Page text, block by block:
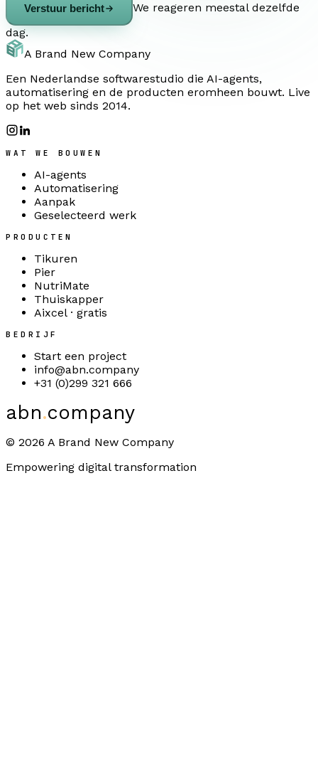
Verstuur bericht
We reageren meestal dezelfde
dag.
A Brand New Company
Een Nederlandse softwarestudio die AI-agents,
automatisering en de producten eromheen bouwt. Live
op het web sinds 2014.
WAT WE BOUWEN
AI-agents
Automatisering
Aanpak
Geselecteerd werk
PRODUCTEN
Tikuren
Pier
NutriMate
Thuiskapper
Aixcel · gratis
BEDRIJF
Start een project
info@abn.company
+31 (0)299 321 666
abn.company
© 2026 A Brand New Company
Empowering digital transformation